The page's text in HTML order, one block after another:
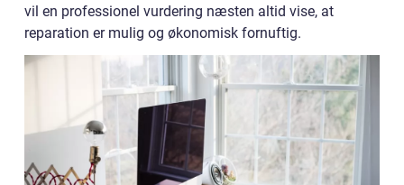
vil en professionel vurdering næsten altid vise, at
reparation er mulig og økonomisk fornuftig.